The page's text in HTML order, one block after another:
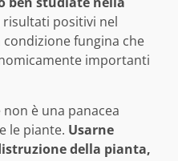
risultati positivi nel
fungina che
importanti
è una panacea
le piante. Usarne
della pianta,